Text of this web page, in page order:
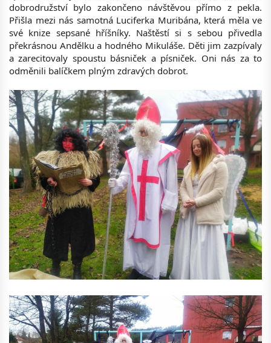
dobrodružství bylo zakončeno návštěvou přímo z pekla.
Přišla mezi nás samotná Luciferka Muribána, která měla ve
své knize sepsané hříšníky. Naštěstí si s sebou přivedla
překrásnou Andělku a hodného Mikuláše. Děti jim zazpívaly
a zarecitovaly spoustu básniček a písniček. Oni nás za to
odměnili balíčkem plným zdravých dobrot.